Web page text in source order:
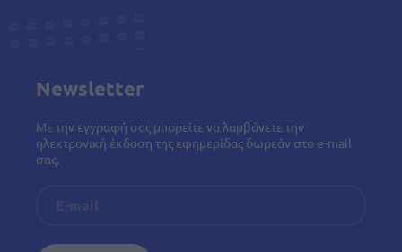
Newsletter
Με την εγγραφή σας μπορείτε να λαμβάνετε την
ηλεκτρονική έκδοση της εφημερίδας δωρεάν στο e-mail
σας.